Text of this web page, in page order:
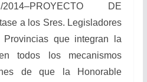
DE
a los Sres. Legisladores
que integran la
todos los mecanismos
de que la Honorable